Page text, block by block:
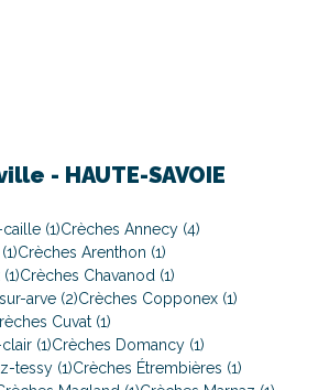
- HAUTE-SAVOIE
(1)Crèches Annecy (4)
Crèches Arenthon (1)
Crèches Chavanod (1)
arve (2)Crèches Copponex (1)
Cuvat (1)
(1)Crèches Domancy (1)
tessy (1)Crèches Étrembières (1)